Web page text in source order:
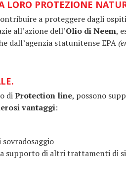
LORO PROTEZIONE
a proteggere dagli
all’azione dell’Olio di Neem,
dall’agenzia statunitense EPA
diProtection line, possono
vantaggi:
supporto di altri trattamenti di